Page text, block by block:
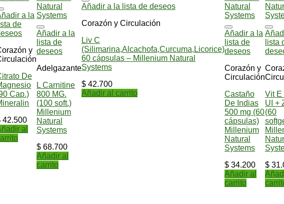
a la
de
y
De
Cap.)
42.500
al
Añadir a la
lista de
deseos
Adelgazante
L Carnitine
800 MG.
(100 soft.)
Millenium
Natural
Systems
$ 68.700
Añadir al
carrito
Añadir a la lista de deseos
Corazón y Circulación
Liv C
(Silimarina,Alcachofa,Curcuma,Licorice)
60 cápsulas – Millenium Natural
Systems
$42.700
Añadir al carrito
Añadir a la
lista de
deseos
Corazón y
Circulación
Castaño
De Indias
500 mg (60
cápsulas)
Millenium
Natural
Systems
$ 34.200
Añadir al
carrito
lista
Vit E
UI +
(60
$